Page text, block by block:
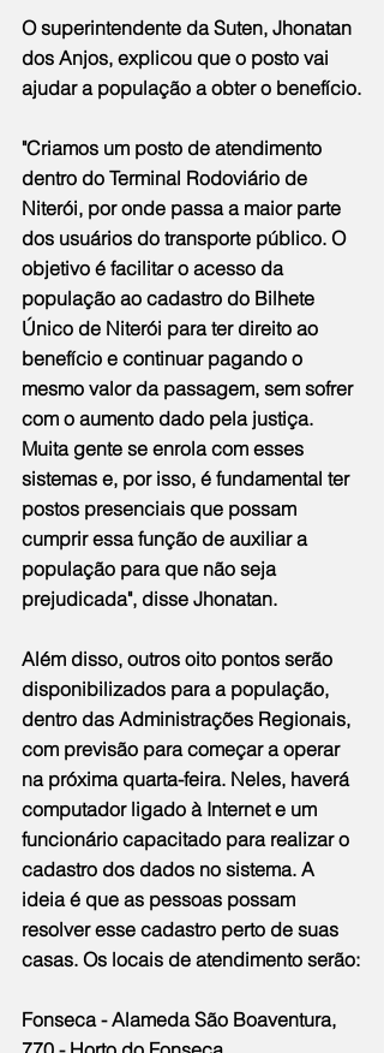
O superintendente da Suten, Jhonatan
dos Anjos, explicou que o posto vai
ajudar a população a obter o benefício.
"Criamos um posto de atendimento
dentro do Terminal Rodoviário de
Niterói, por onde passa a maior parte
dos usuários do transporte público. O
objetivo é facilitar o acesso da
população ao cadastro do Bilhete
Único de Niterói para ter direito ao
benefício e continuar pagando o
mesmo valor da passagem, sem sofrer
com o aumento dado pela justiça.
Muita gente se enrola com esses
sistemas e, por isso, é fundamental ter
postos presenciais que possam
cumprir essa função de auxiliar a
população para que não seja
prejudicada", disse Jhonatan.
Além disso, outros oito pontos serão
disponibilizados para a população,
dentro das Administrações Regionais,
com previsão para começar a operar
na próxima quarta-feira. Neles, haverá
computador ligado à Internet e um
funcionário capacitado para realizar o
cadastro dos dados no sistema. A
ideia é que as pessoas possam
resolver esse cadastro perto de suas
casas. Os locais de atendimento serão:
Fonseca - Alameda São Boaventura,